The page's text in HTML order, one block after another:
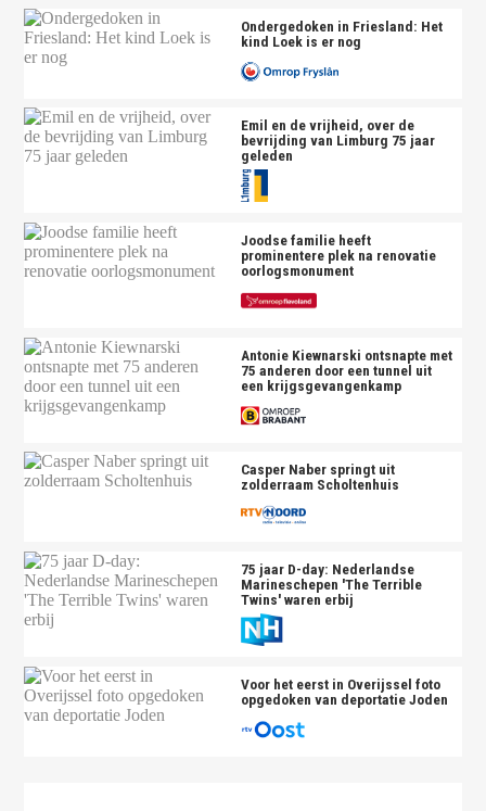
Ondergedoken in Friesland: Het
kind Loek is er nog
Emil en de vrijheid, over de
bevrijding van Limburg 75 jaar
geleden
Joodse familie heeft
prominentere plek na renovatie
oorlogsmonument
Antonie Kiewnarski ontsnapte met
75 anderen door een tunnel uit
een krijgsgevangenkamp
Casper Naber springt uit
zolderraam Scholtenhuis
75 jaar D-day: Nederlandse
Marineschepen 'The Terrible
Twins' waren erbij
Voor het eerst in Overijssel foto
opgedoken van deportatie Joden